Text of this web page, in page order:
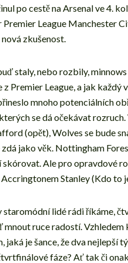
po cestě na Arsenal ve 4.
League Manchester
zkušenost.
staly, nebo rozbily,
Premier League, a jak každý
mnoho potenciálních
se dá očekávat
(opět), Wolves se bude
jako věk. Nottingham
Ale pro opravdové
Stanley (Kdo to
staromódní lidé rádi říkáme,
ruce radostí. Vzhledem
je šance, že dva nejlepší
fáze? Ať tak či